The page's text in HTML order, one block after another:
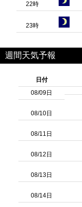
22時
23時
週間天気予報
日付
08/09日
08/10日
08/11日
08/12日
08/13日
08/14日